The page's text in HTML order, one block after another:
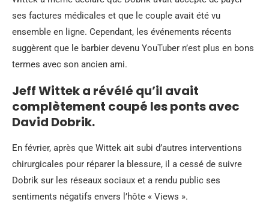
ses factures médicales et que le couple avait été vu
ensemble en ligne. Cependant, les événements récents
suggèrent que le barbier devenu YouTuber n’est plus en bons
termes avec son ancien ami.
Jeff Wittek a révélé qu’il avait
complètement coupé les ponts avec
David Dobrik.
En février, après que Wittek ait subi d’autres interventions
chirurgicales pour réparer la blessure, il a cessé de suivre
Dobrik sur les réseaux sociaux et a rendu public ses
sentiments négatifs envers l’hôte « Views ».